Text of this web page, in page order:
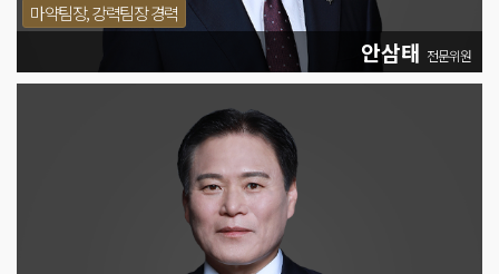
마약팀장, 강력팀장 경력
안삼태 전문위원